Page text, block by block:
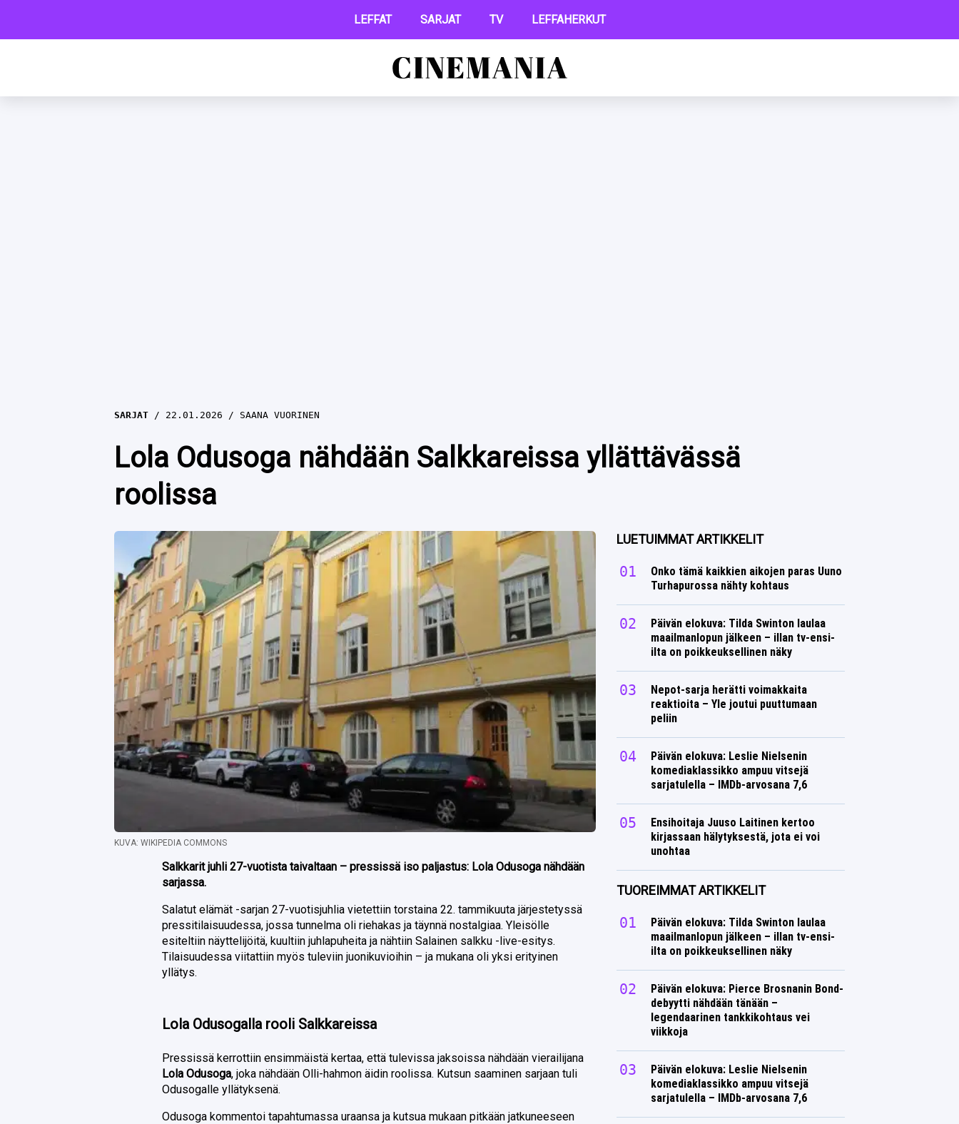
LEFFAT SARJAT TV LEFFAHERKUT
SARJAT 22.01.2026 SAANA VUORINEN
Lola Odusoga nähdään Salkkareissa yllättävässä
roolissa
KUVA: WIKIPEDIA COMMONS
Salkkarit juhli 27-vuotista taivaltaan – pressissä iso paljastus: Lola Odusoga nähdään
sarjassa.
Salatut elämät -sarjan 27-vuotisjuhlia vietettiin torstaina 22. tammikuuta järjestetyssä
pressitilaisuudessa, jossa tunnelma oli riehakas ja täynnä nostalgiaa. Yleisölle
esiteltiin näyttelijöitä, kuultiin juhlapuheita ja nähtiin Salainen salkku -live-esitys.
Tilaisuudessa viitattiin myös tuleviin juonikuvioihin – ja mukana oli yksi erityinen
yllätys.
Lola Odusogalla rooli Salkkareissa
Pressissä kerrottiin ensimmäistä kertaa, että tulevissa jaksoissa nähdään vierailijana
Lola Odusoga, joka nähdään Olli-hahmon äidin roolissa. Kutsun saaminen sarjaan tuli
Odusogalle yllätyksenä.
Odusoga kommentoi tapahtumassa uraansa ja kutsua mukaan pitkään jatkuneeseen
LUETUIMMAT ARTIKKELIT
Onko tämä kaikkien aikojen paras Uuno
Turhapurossa nähty kohtaus
Päivän elokuva: Tilda Swinton laulaa
maailmanlopun jälkeen – illan tv-ensi-
ilta on poikkeuksellinen näky
Nepot-sarja herätti voimakkaita
reaktioita – Yle joutui puuttumaan
peliin
Päivän elokuva: Leslie Nielsenin
komediaklassikko ampuu vitsejä
sarjatulella – IMDb-arvosana 7,6
Ensihoitaja Juuso Laitinen kertoo
kirjassaan hälytyksestä, jota ei voi
unohtaa
TUOREIMMAT ARTIKKELIT
Päivän elokuva: Tilda Swinton laulaa
maailmanlopun jälkeen – illan tv-ensi-
ilta on poikkeuksellinen näky
Päivän elokuva: Pierce Brosnanin Bond-
debyytti nähdään tänään –
legendaarinen tankkikohtaus vei
viikkoja
Päivän elokuva: Leslie Nielsenin
komediaklassikko ampuu vitsejä
sarjatulella – IMDb-arvosana 7,6